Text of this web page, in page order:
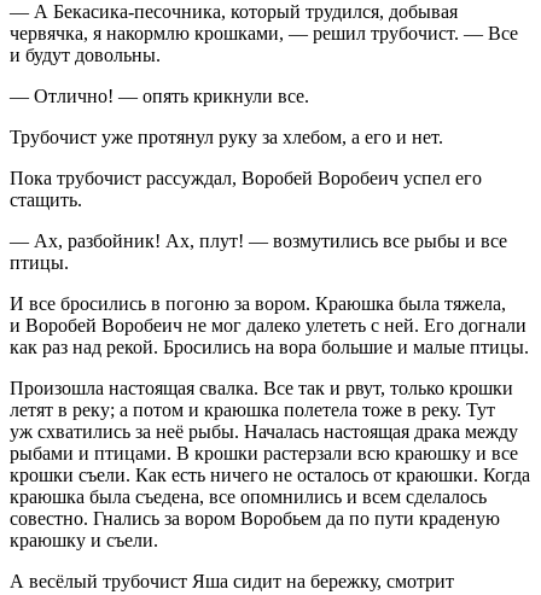
— А Бекасика-песочника, который трудился, добывая
червячка, я накормлю крошками, — решил трубочист. — Все
и будут довольны.
— Отлично! — опять крикнули все.
Трубочист уже протянул руку за хлебом, а его и нет.
Пока трубочист рассуждал, Воробей Воробеич успел его
стащить.
— Ах, разбойник! Ах, плут! — возмутились все рыбы и все
птицы.
И все бросились в погоню за вором. Краюшка была тяжела,
и Воробей Воробеич не мог далеко улететь с ней. Его догнали
как раз над рекой. Бросились на вора большие и малые птицы.
Произошла настоящая свалка. Все так и рвут, только крошки
летят в реку; а потом и краюшка полетела тоже в реку. Тут
уж схватились за неё рыбы. Началась настоящая драка между
рыбами и птицами. В крошки растерзали всю краюшку и все
крошки съели. Как есть ничего не осталось от краюшки. Когда
краюшка была съедена, все опомнились и всем сделалось
совестно. Гнались за вором Воробьем да по пути краденую
краюшку и съели.
А весёлый трубочист Яша сидит на бережку, смотрит